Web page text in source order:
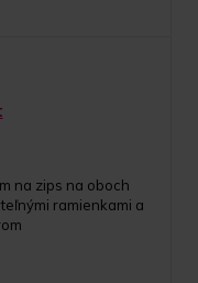
na zips na oboch
ramienkami a